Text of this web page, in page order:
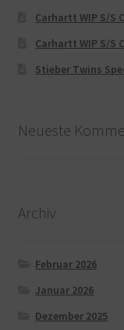
Carhartt WIP S/S
Carhartt WIP S/S
Stieber Twins
Neueste
Archiv
Februar 2026
Januar 2026
Dezember 2025